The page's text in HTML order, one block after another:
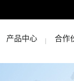
产品中心 合作